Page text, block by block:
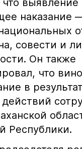
что
наказание
совести и
Он также
что
в
Республики.